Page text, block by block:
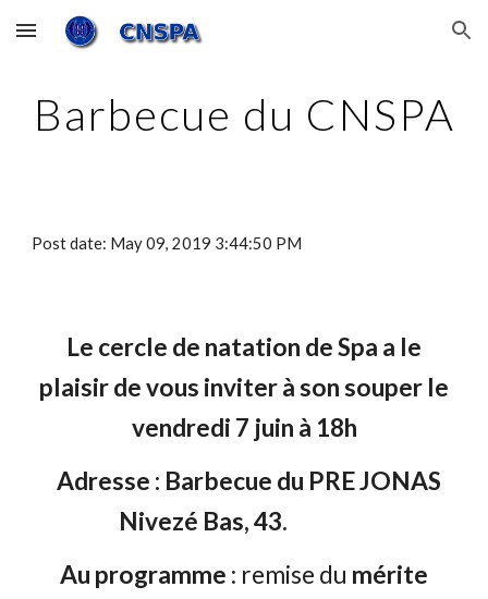
Skip to main content Skip to navigation
Barbecue du CNSPA
Post date: May 09, 2019 3:44:50 PM
Le cercle de natation de Spa a le
plaisir de vous inviter à son souper le
vendredi 7 juin à 18h
Adresse : Barbecue du PRE JONAS
Nivezé Bas, 43.
Au programme : remise du mérite